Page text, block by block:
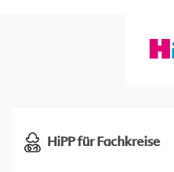
HiPP für Fachkreise